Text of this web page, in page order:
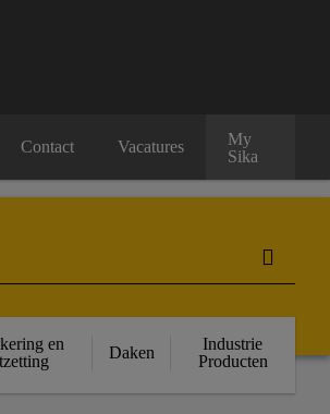
Contact Vacatures
My
Sika
en
Daken
Industrie
Producten